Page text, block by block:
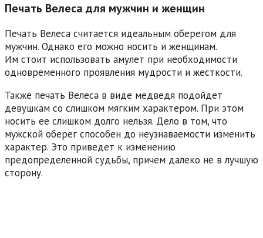
Печать Велеса для мужчин и женщин
Печать Велеса считается идеальным оберегом для
мужчин. Однако его можно носить и женщинам.
Им стоит использовать амулет при необходимости
одновременного проявления мудрости и жесткости.
Также печать Велеса в виде медведя подойдет
девушкам со слишком мягким характером. При этом
носить ее слишком долго нельзя. Дело в том, что
мужской оберег способен до неузнаваемости изменить
характер. Это приведет к изменению
предопределенной судьбы, причем далеко не в лучшую
сторону.